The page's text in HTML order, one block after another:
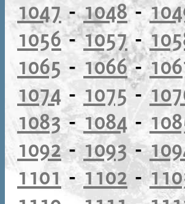
1047-1048-
1056-1057-
1065 - 1066-
1074 - 1075-
1083-1084-
1092-1093-
1101 -1102-